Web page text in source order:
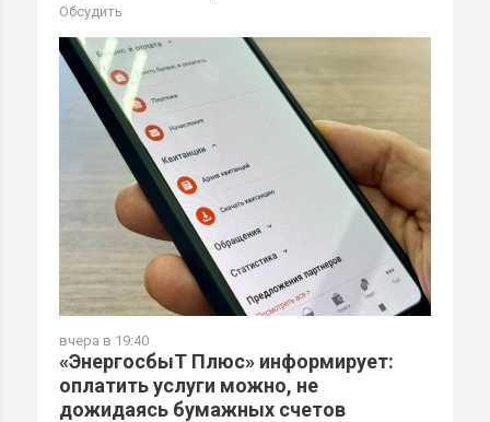
Обсудить
вчера в 19:40
«ЭнергосбыТ Плюс» информирует:
оплатить услуги можно, не
дожидаясь бумажных счетов